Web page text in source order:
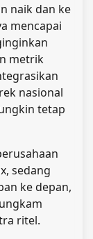
naik dan ke
mencapai
metrik
nasional
tetap
sedang
ke depan,
ritel.